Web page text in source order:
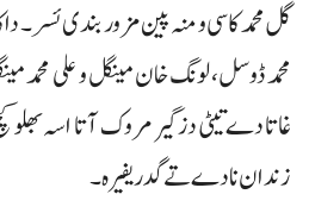
گل محمد کاسی و منہ پین مزور بندی ئسر۔
محمد ڈوسل، لونگ خان مینگل و علی محمد
غاتا دے تیٹی دزگیر مروک آتا اسہ
زندان نا دے تے گدریفیرہ۔